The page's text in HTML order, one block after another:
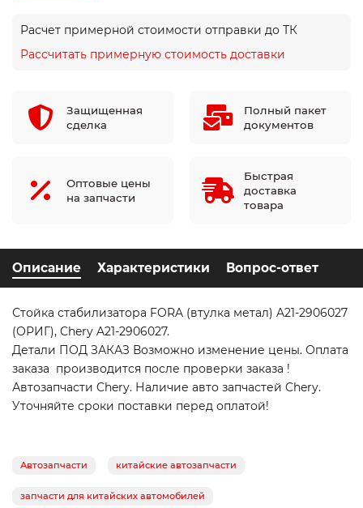
Расчет примерной стоимости отправки до ТК
Рассчитать примерную стоимость доставки
Защищенная
сделка
Полный пакет
документов
Оптовые цены
на запчасти
Быстрая
доставка
товара
Описание Характеристики Вопрос-ответ
Стойка стабилизатора FORA (втулка метал) A21-2906027
(ОРИГ), Chery A21-2906027.
Детали ПОД ЗАКАЗ Возможно изменение цены. Оплата
заказа производится после проверки заказа !
Автозапчасти Chery. Наличие авто запчастей Chery.
Уточняйте сроки поставки перед оплатой!
Автозапчасти китайские автозапчасти
запчасти для китайских автомобилей